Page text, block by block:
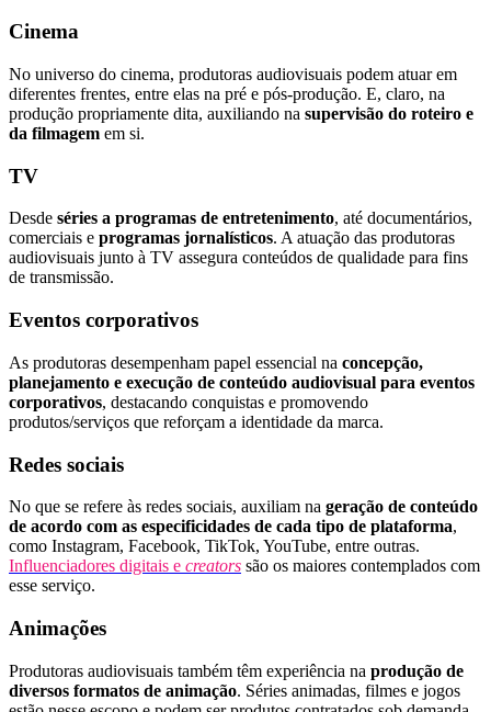
Cinema
No universo do cinema, produtoras audiovisuais podem atuar em
diferentes frentes, entre elas na pré e pós-produção. E, claro, na
produção propriamente dita, auxiliando na supervisão do roteiro e
da filmagem em si.
TV
Desde séries a programas de entretenimento, até documentários,
comerciais e programas jornalísticos. A atuação das produtoras
audiovisuais junto à TV assegura conteúdos de qualidade para fins
de transmissão.
Eventos corporativos
As produtoras desempenham papel essencial na concepção,
planejamento e execução de conteúdo audiovisual para eventos
corporativos, destacando conquistas e promovendo
produtos/serviços que reforçam a identidade da marca.
Redes sociais
No que se refere às redes sociais, auxiliam na geração de conteúdo
de acordo com as especificidades de cada tipo de plataforma,
como Instagram, Facebook, TikTok, YouTube, entre outras.
Influenciadores digitais e creators são os maiores contemplados com
esse serviço.
Animações
Produtoras audiovisuais também têm experiência na produção de
diversos formatos de animação. Séries animadas, filmes e jogos